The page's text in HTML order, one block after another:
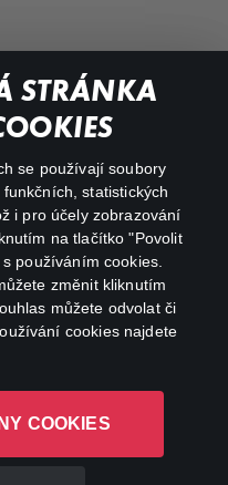
STRÁNKA
se používají soubory
statistických
i pro účely zobrazování
na tlačítko "Povolit
používáním cookies.
změnit kliknutím
můžete odvolat či
cookies najdete
COOKIES